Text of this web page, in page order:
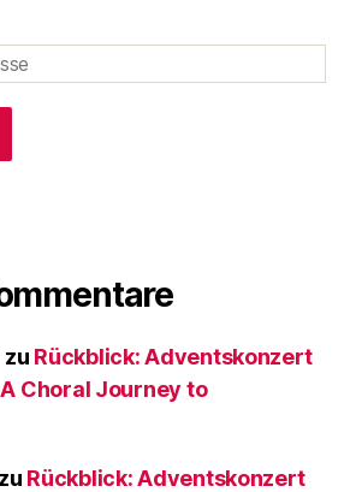
zu Rückblick: Adventskonzert
Choral Journey to
zu Rückblick: Adventskonzert